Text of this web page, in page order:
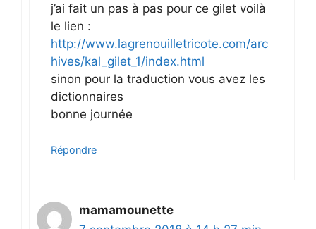
j’ai fait un pas à pas pour ce gilet voilà
le lien :
http://www.lagrenouilletricote.com/arc
hives/kal_gilet_1/index.html
sinon pour la traduction vous avez les
dictionnaires
bonne journée
Répondre
mamamounette